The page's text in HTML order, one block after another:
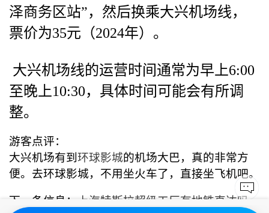
泽商务区站”，然后换乘大兴机场线，
票价为35元（2024年）。
大兴机场线的运营时间通常为早上6:00
至晚上10:30，具体时间可能会有所调
整。
游客点评：
大兴机场有到 环球影城的机场大巴，真的非常方
便。去环球影城，不用坐火车了，直接坐飞机吧。
下一条信息： 上海特斯拉超级工厂有地铁直达吗